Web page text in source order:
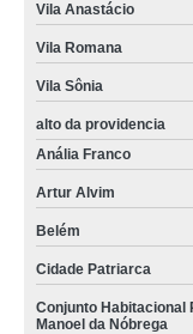
Vila Anastácio
Vila Romana
Vila Sônia
alto da providencia
Anália Franco
Artur Alvim
Belém
Cidade Patriarca
Conjunto Habitacional
Manoel da Nóbrega